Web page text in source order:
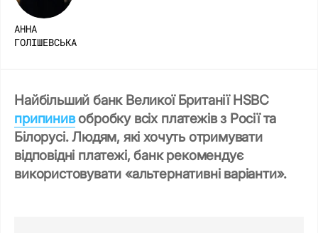
АННА
ГОЛІШЕВСЬКА
Найбільший банк Великої Британії HSBC
припинивобробку всіх платежів з Росії та
Білорусі. Людям, які хочуть отримувати
відповідні платежі, банк рекомендує
використовувати «альтернативні варіанти».